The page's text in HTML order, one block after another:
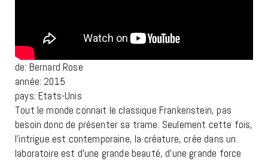
de: Bernard Rose
année: 2015
pays: Etats-Unis
Tout le monde connait le classique Frankenstein, pas
besoin donc de présenter sa trame. Seulement cette fois,
l’intrigue est contemporaine, la créature, crée dans un
laboratoire est d’une grande beauté, d’une grande force